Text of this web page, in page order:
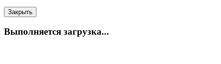
Закрыть
Выполняется загрузка...